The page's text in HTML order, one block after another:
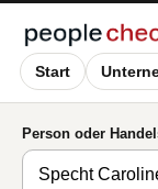
Start
Person oder